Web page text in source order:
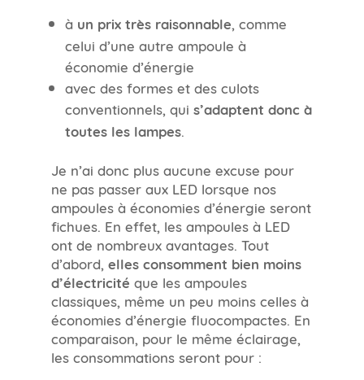
à un prix très raisonnable, comme
celui d’une autre ampoule à
économie d’énergie
avec des formes et des culots
conventionnels, qui s’adaptent donc à
toutes les lampes.
Je n’ai donc plus aucune excuse pour
ne pas passer aux LED lorsque nos
ampoules à économies d’énergie seront
fichues. En effet, les ampoules à LED
ont de nombreux avantages. Tout
d’abord, elles consomment bien moins
d’électricité que les ampoules
classiques, même un peu moins celles à
économies d’énergie fluocompactes. En
comparaison, pour le même éclairage,
les consommations seront pour :